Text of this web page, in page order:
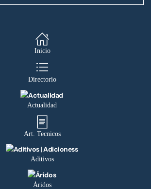
Inicio
Directorio
Actualidad
Art. Tecnicos
Aditivos
Áridos